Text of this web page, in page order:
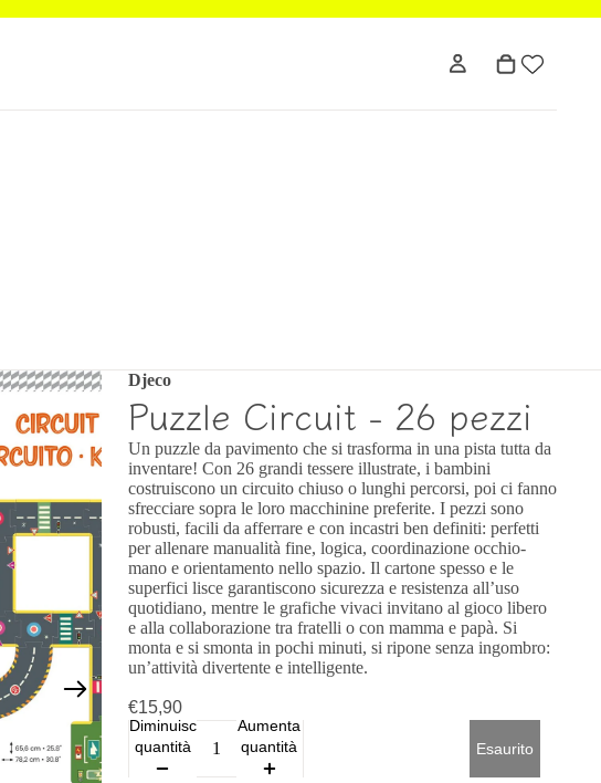
Djeco
Puzzle Circuit - 26 pezzi
Un puzzle da pavimento che si trasforma in una pista tutta da
inventare! Con 26 grandi tessere illustrate, i bambini
costruiscono un circuito chiuso o lunghi percorsi, poi ci fanno
sfrecciare sopra le loro macchinine preferite. I pezzi sono
robusti, facili da afferrare e con incastri ben definiti: perfetti
per allenare manualità fine, logica, coordinazione occhio-
mano e orientamento nello spazio. Il cartone spesso e le
superfici lisce garantiscono sicurezza e resistenza all’uso
quotidiano, mentre le grafiche vivaci invitano al gioco libero
e alla collaborazione tra fratelli o con mamma e papà. Si
monta e si smonta in pochi minuti, si ripone senza ingombro:
un’attività divertente e intelligente.
€15,90
Diminuisci
quantità
Aumenta
quantità
Esaurito